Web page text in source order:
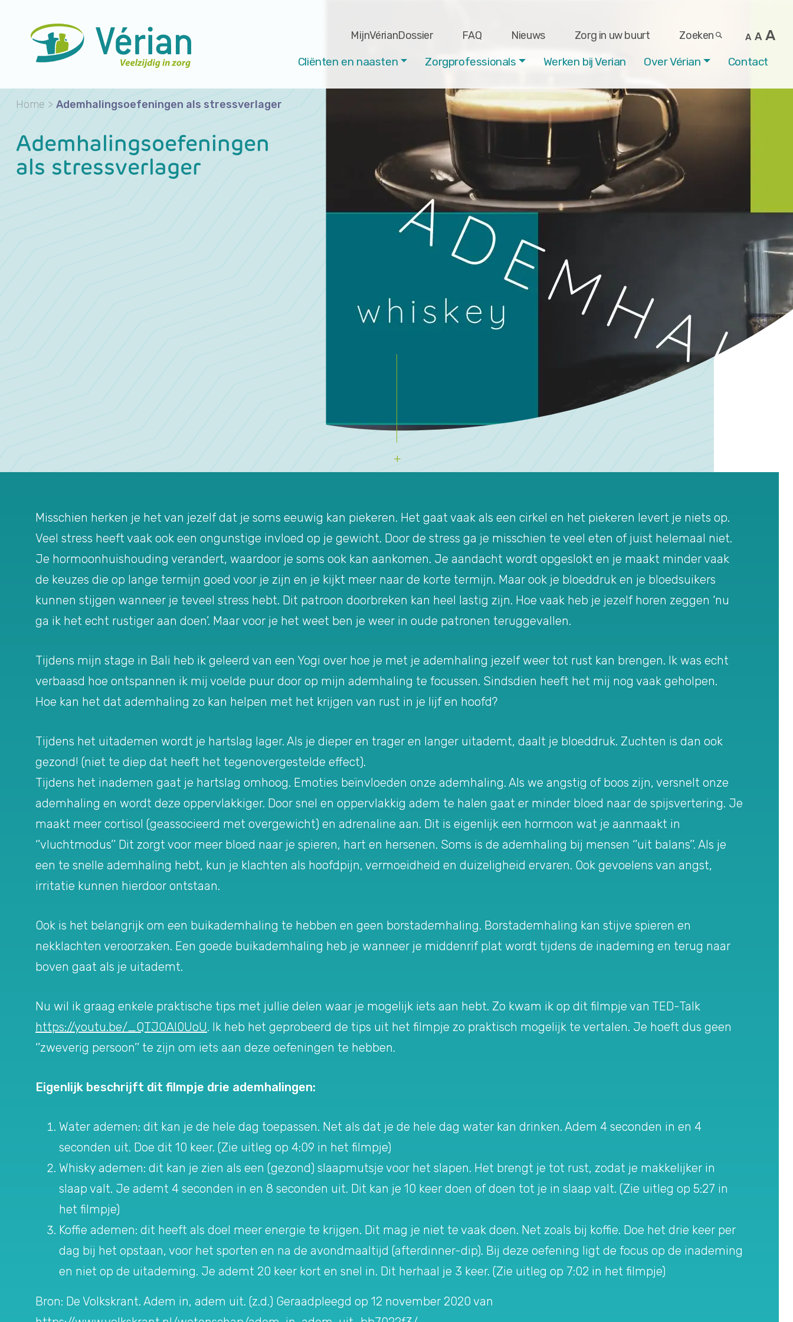
MijnVérianDossier FAQ Nieuws Zorg in uw buurt Zoeken A A A
Cliënten en naasten Zorgprofessionals Werken bij Verian Over Vérian Contact
Home > Ademhalingsoefeningen als stressverlager
Ademhalingsoefeningen
als stressverlager
Misschien herken je het van jezelf dat je soms eeuwig kan piekeren. Het gaat vaak als een cirkel en het piekeren levert je niets op.
Veel stress heeft vaak ook een ongunstige invloed op je gewicht. Door de stress ga je misschien te veel eten of juist helemaal niet.
Je hormoonhuishouding verandert, waardoor je soms ook kan aankomen. Je aandacht wordt opgeslokt en je maakt minder vaak
de keuzes die op lange termijn goed voor je zijn en je kijkt meer naar de korte termijn. Maar ook je bloeddruk en je bloedsuikers
kunnen stijgen wanneer je teveel stress hebt. Dit patroon doorbreken kan heel lastig zijn. Hoe vaak heb je jezelf horen zeggen ‘nu
ga ik het echt rustiger aan doen’. Maar voor je het weet ben je weer in oude patronen teruggevallen.
Tijdens mijn stage in Bali heb ik geleerd van een Yogi over hoe je met je ademhaling jezelf weer tot rust kan brengen. Ik was echt
verbaasd hoe ontspannen ik mij voelde puur door op mijn ademhaling te focussen. Sindsdien heeft het mij nog vaak geholpen.
Hoe kan het dat ademhaling zo kan helpen met het krijgen van rust in je lijf en hoofd?
Tijdens het uitademen wordt je hartslag lager. Als je dieper en trager en langer uitademt, daalt je bloeddruk. Zuchten is dan ook
gezond! (niet te diep dat heeft het tegenovergestelde effect).
Tijdens het inademen gaat je hartslag omhoog. Emoties beïnvloeden onze ademhaling. Als we angstig of boos zijn, versnelt onze
ademhaling en wordt deze oppervlakkiger. Door snel en oppervlakkig adem te halen gaat er minder bloed naar de spijsvertering. Je
maakt meer cortisol (geassocieerd met overgewicht) en adrenaline aan. Dit is eigenlijk een hormoon wat je aanmaakt in
‘’vluchtmodus’’ Dit zorgt voor meer bloed naar je spieren, hart en hersenen. Soms is de ademhaling bij mensen ‘’uit balans’’. Als je
een te snelle ademhaling hebt, kun je klachten als hoofdpijn, vermoeidheid en duizeligheid ervaren. Ook gevoelens van angst,
irritatie kunnen hierdoor ontstaan.
Ook is het belangrijk om een buikademhaling te hebben en geen borstademhaling. Borstademhaling kan stijve spieren en
nekklachten veroorzaken. Een goede buikademhaling heb je wanneer je middenrif plat wordt tijdens de inademing en terug naar
boven gaat als je uitademt.
Nu wil ik graag enkele praktische tips met jullie delen waar je mogelijk iets aan hebt. Zo kwam ik op dit filmpje van TED-Talk
https://youtu.be/_QTJOAI0UoU. Ik heb het geprobeerd de tips uit het filmpje zo praktisch mogelijk te vertalen. Je hoeft dus geen
‘’zweverig persoon’’ te zijn om iets aan deze oefeningen te hebben.
Eigenlijk beschrijft dit filmpje drie ademhalingen:
Water ademen: dit kan je de hele dag toepassen. Net als dat je de hele dag water kan drinken. Adem 4 seconden in en 4
seconden uit. Doe dit 10 keer. (Zie uitleg op 4:09 in het filmpje)
Whisky ademen: dit kan je zien als een (gezond) slaapmutsje voor het slapen. Het brengt je tot rust, zodat je makkelijker in
slaap valt. Je ademt 4 seconden in en 8 seconden uit. Dit kan je 10 keer doen of doen tot je in slaap valt. (Zie uitleg op 5:27 in
het filmpje)
Koffie ademen: dit heeft als doel meer energie te krijgen. Dit mag je niet te vaak doen. Net zoals bij koffie. Doe het drie keer per
dag bij het opstaan, voor het sporten en na de avondmaaltijd (afterdinner-dip). Bij deze oefening ligt de focus op de inademing
en niet op de uitademing. Je ademt 20 keer kort en snel in. Dit herhaal je 3 keer. (Zie uitleg op 7:02 in het filmpje)
Bron: De Volkskrant. Adem in, adem uit. (z.d.) Geraadpleegd op 12 november 2020 van